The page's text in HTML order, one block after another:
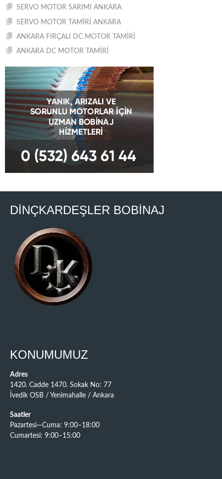
SERVO MOTOR SARIMI ANKARA
SERVO MOTOR TAMİRİ ANKARA
ANKARA FIRÇALI DC MOTOR TAMİRİ
ANKARA DC MOTOR TAMİRİ
DİNÇKARDEŞLER BOBİNAJ
KONUMUMUZ
Adres
1420. Cadde 1470. Sokak No: 77
İvedik OSB / Yenimahalle / Ankara
Saatler
Pazartesi—Cuma: 9:00–18:00
Cumartesi: 9:00–15:00